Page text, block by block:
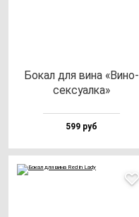
Бокал для ви­на «Вино­
сек­су­ал­ка»
599 руб